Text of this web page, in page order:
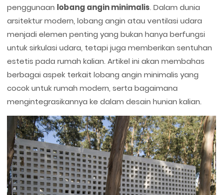
penggunaan lobang angin minimalis. Dalam dunia
arsitektur modern, lobang angin atau ventilasi udara
menjadi elemen penting yang bukan hanya berfungsi
untuk sirkulasi udara, tetapi juga memberikan sentuhan
estetis pada rumah kalian. Artikel ini akan membahas
berbagai aspek terkait lobang angin minimalis yang
cocok untuk rumah modern, serta bagaimana
mengintegrasikannya ke dalam desain hunian kalian.